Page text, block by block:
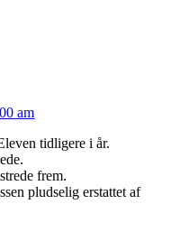
am
tidligere i år.
frem.
pludselig erstattet af